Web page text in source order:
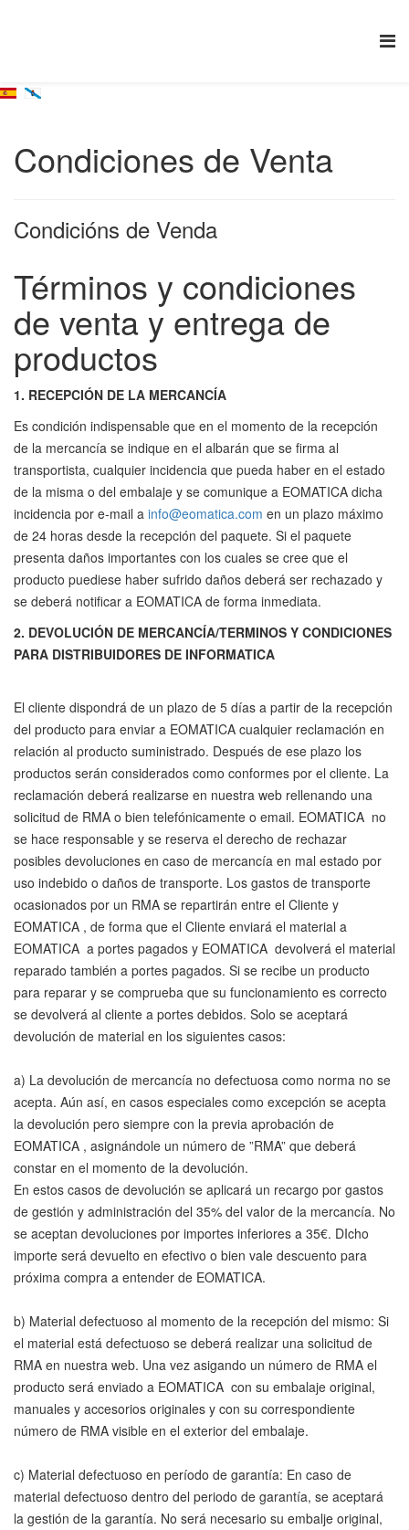
Condiciones de Venta
Condicións de Venda
Términos y condiciones
de venta y entrega de
productos
1. RECEPCIÓN DE LA MERCANCÍA
Es condición indispensable que en el momento de la recepción
de la mercancía se indique en el albarán que se firma al
transportista, cualquier incidencia que pueda haber en el estado
de la misma o del embalaje y se comunique a EOMATICA dicha
incidencia por e-mail a info@eomatica.com en un plazo máximo
de 24 horas desde la recepción del paquete. Si el paquete
presenta daños importantes con los cuales se cree que el
producto puediese haber sufrido daños deberá ser rechazado y
se deberá notificar a EOMATICA de forma inmediata.
2. DEVOLUCIÓN DE MERCANCÍA/TERMINOS Y CONDICIONES
PARA DISTRIBUIDORES DE INFORMATICA
El cliente dispondrá de un plazo de 5 días a partir de la recepción
del producto para enviar a EOMATICA cualquier reclamación en
relación al producto suministrado. Después de ese plazo los
productos serán considerados como conformes por el cliente. La
reclamación deberá realizarse en nuestra web rellenando una
solicitud de RMA o bien telefónicamente o email. EOMATICA no
se hace responsable y se reserva el derecho de rechazar
posibles devoluciones en caso de mercancía en mal estado por
uso indebido o daños de transporte. Los gastos de transporte
ocasionados por un RMA se repartirán entre el Cliente y
EOMATICA , de forma que el Cliente enviará el material a
EOMATICA a portes pagados y EOMATICA devolverá el material
reparado también a portes pagados. Si se recibe un producto
para reparar y se comprueba que su funcionamiento es correcto
se devolverá al cliente a portes debidos. Solo se aceptará
devolución de material en los siguientes casos:
a) La devolución de mercancía no defectuosa como norma no se
acepta. Aún así, en casos especiales como excepción se acepta
la devolución pero siempre con la previa aprobación de
EOMATICA , asignándole un número de ”RMA” que deberá
constar en el momento de la devolución.
En estos casos de devolución se aplicará un recargo por gastos
de gestión y administración del 35% del valor de la mercancía. No
se aceptan devoluciones por importes inferiores a 35€. DIcho
importe será devuelto en efectivo o bien vale descuento para
próxima compra a entender de EOMATICA.
b) Material defectuoso al momento de la recepción del mismo: Si
el material está defectuoso se deberá realizar una solicitud de
RMA en nuestra web. Una vez asigando un número de RMA el
producto será enviado a EOMATICA con su embalaje original,
manuales y accesorios originales y con su correspondiente
número de RMA visible en el exterior del embalaje.
c) Material defectuoso en período de garantía: En caso de
material defectuoso dentro del periodo de garantía, se aceptará
la gestión de la garantía. No será necesario su embalje original,